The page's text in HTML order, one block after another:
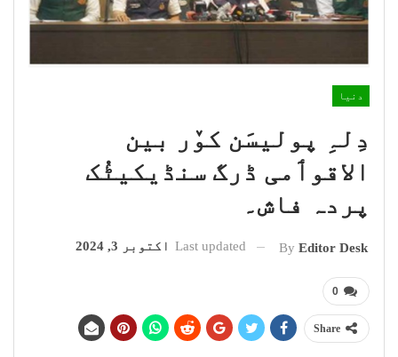
دنیا
دِلہِ پولیسَن کوٚر بین
الاقوٲمی ڈرگ سنڈیکیٹُک
پردہ فاش۔
By Editor Desk
Last updated اکتوبر 3, 2024
0
Share